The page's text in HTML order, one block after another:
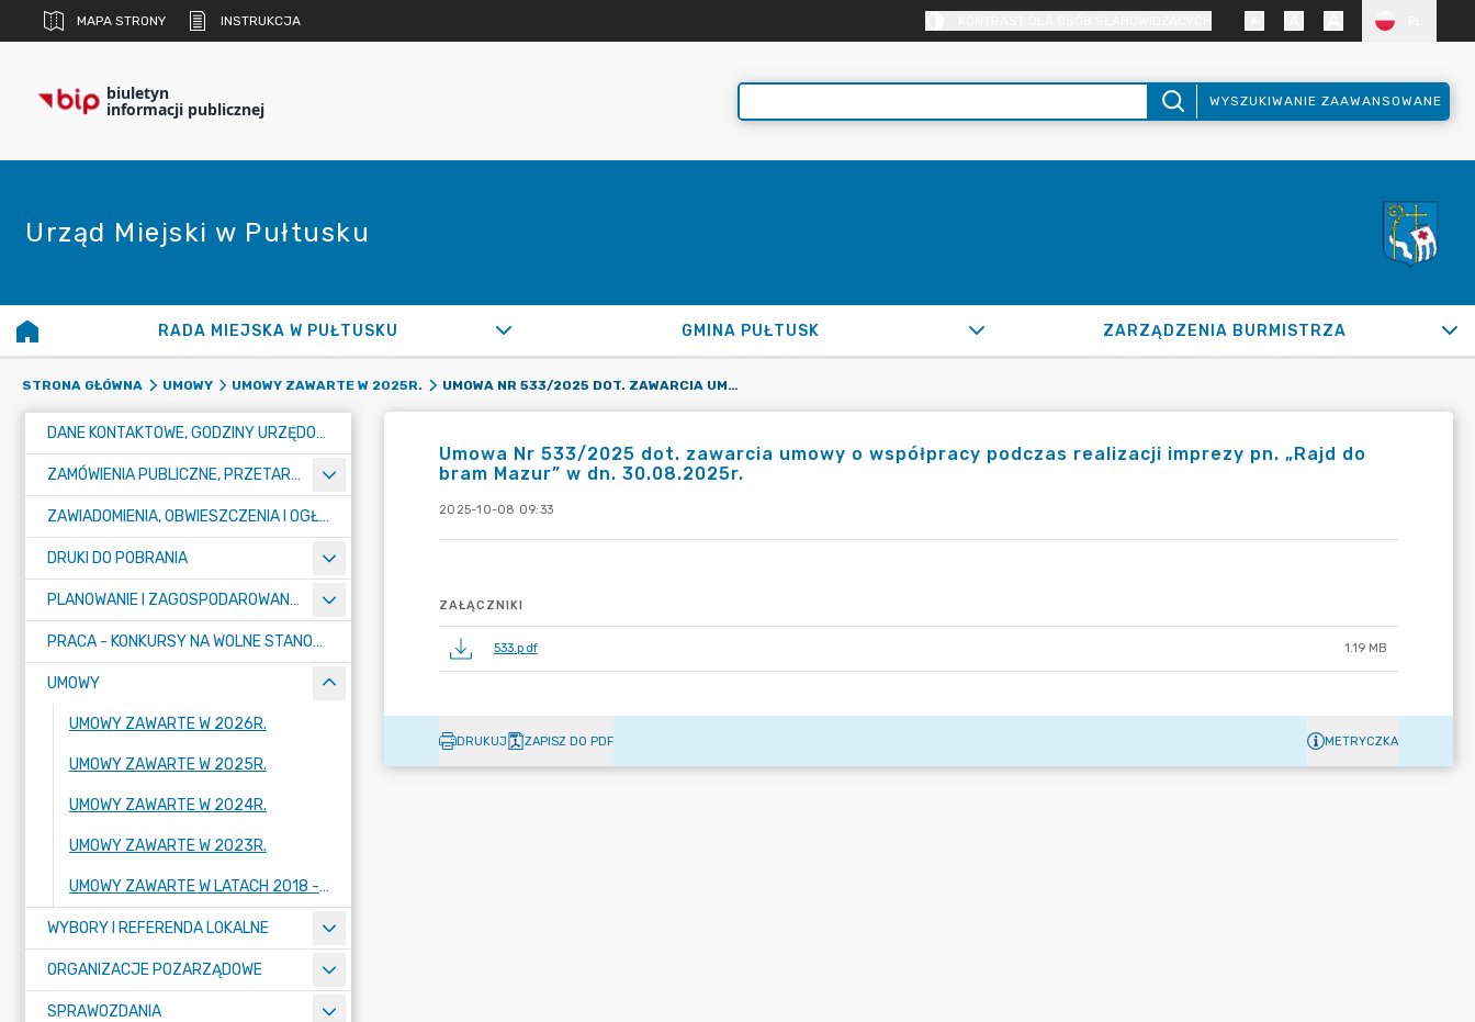
MAPA STRONY INSTRUKCJA
biuletyn
informacji publicznej WYSZUKIWANIE ZAAWANSOWANE
Urząd Miejski w Pułtusku
RADA MIEJSKA W PUŁTUSKU GMINA PUŁTUSK ZARZĄDZENIA BURMISTRZA
STRONA GŁÓWNA UMOWY UMOWY ZAWARTE W 2025R. UMOWA NR 533/2025 DOT. ZAWARCIA UMOWY O WSPÓŁPRACY PODCZAS REALIZACJI IMPREZY PN. „RAJD DO BRAM MAZUR” W DN. 30.08.2025R.
DANE KONTAKTOWE, GODZINY URZĘDOWANIA I NUMER KONTA BANKOWEGO
ZAMÓWIENIA PUBLICZNE, PRZETARGI, KONKURSY
ZAWIADOMIENIA, OBWIESZCZENIA I OGŁOSZENIA
DRUKI DO POBRANIA
PLANOWANIE I ZAGOSPODAROWANIE PRZESTRZENNE
PRACA - KONKURSY NA WOLNE STANOWISKA
UMOWY
UMOWY ZAWARTE W 2026R.
UMOWY ZAWARTE W 2025R.
UMOWY ZAWARTE W 2024R.
UMOWY ZAWARTE W 2023R.
UMOWY ZAWARTE W LATACH 2018 - 2022
WYBORY I REFERENDA LOKALNE
ORGANIZACJE POZARZĄDOWE
SPRAWOZDANIA
Umowa Nr 533/2025 dot. zawarcia umowy o współpracy podczas realizacji imprezy pn. „Rajd do
bram Mazur” w dn. 30.08.2025r.
2025-10-08 09:33
ZAŁĄCZNIKI
533.pdf 1.19 MB
DRUKUJ ZAPISZ DO PDF METRYCZKA